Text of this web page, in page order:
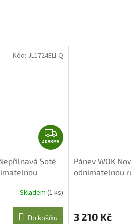
Z
D
A
ZDARMA
Soté
Skladem (1 ks)
Do košíku
Kód: JL1724ELI-Q
Pánev WOK
odnímatelnou
3 210 Kč